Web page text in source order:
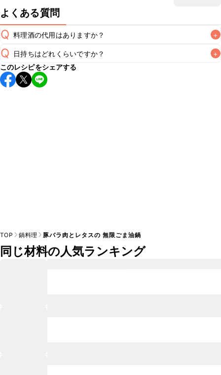
よくある質問
Q 料理酒の代用はありますか？ +
A
Q 日持ちはどれくらいですか？ +
保存期間は冷蔵で当日中が目安です。なるべくお早めにお召
し上がりください。
このレシピをシェアする
TOP 鍋料理 豚バラ肉とレタスの 無限ごま油鍋
同じ材料の人気ランキング